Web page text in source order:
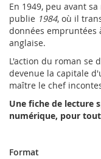
En 1949, peu avant
publie 1984, où il
données empruntées
anglaise.
L'action du roman se
devenue la capitale
maître le chef
Une fiche de lecture
numérique, pour
Format